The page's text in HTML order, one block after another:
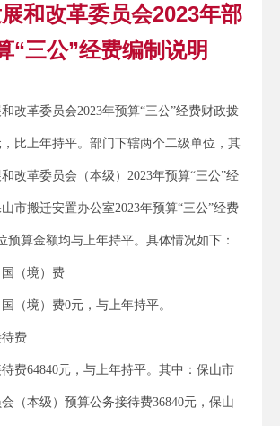
和改革委员会2023年部
“三公”经费编制说明
改革委员会2023年预算“三公”经费财政拨
，比上年持平。部门下辖两个二级单位，其
改革委员会（本级）2023年预算“三公”经
市搬迁安置办公室2023年预算“三公”经费
预算金额均与上年持平。具体情况如下：
（境）费
（境）费0元，与上年持平。
费
费64840元，与上年持平。其中：保山市
（本级）预算公务接待费36840元，保山